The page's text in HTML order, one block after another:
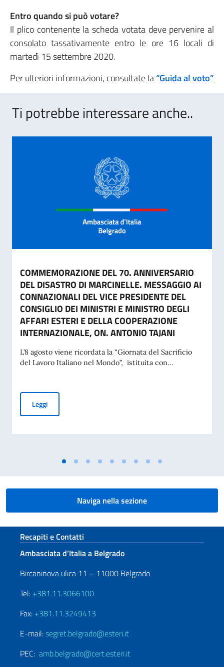
Entro quando si può votare?
Il plico contenente la scheda votata deve pervenire al
consolato tassativamente entro le ore 16 locali di
martedì 15 settembre 2020.
Per ulteriori informazioni, consultate la“Guida al voto”
Ti potrebbe interessare anche..
COMMEMORAZIONE DEL 70. ANNIVERSARIO
DEL DISASTRO DI MARCINELLE. MESSAGGIO AI
CONNAZIONALI DEL VICE PRESIDENTE DEL
CONSIGLIO DEI MINISTRI E MINISTRO DEGLI
AFFARI ESTERI E DELLA COOPERAZIONE
INTERNAZIONALE, ON. ANTONIO TAJANI
L’8 agosto viene ricordata la “Giornata del Sacrificio
del Lavoro Italiano nel Mondo”, istituita con...
LeggiCOMMEMORAZIONE DEL 70. ANNIVERSARIO DEL
Naviga nella sezione
Sezione footer
Recapiti e Contatti
Ambasciata d’Italia a Belgrado
Bircaninova ulica 11 – 11000 Belgrado
Tel: +381.11.3066100
Fax: +381.11.3249413
E-mail:segret.belgrado@esteri.it
PEC: amb.belgrado@cert.esteri.it